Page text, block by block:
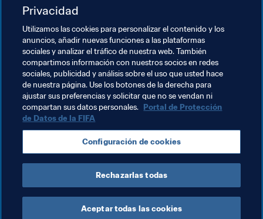
que íbamos a hacer. Esta vez parecía que simplemente
manera en que queríamos jugar, y eso fue un enorme
mérito de Jill y del cuerpo técnico.
Temas relacionados
USA
Privacidad
Utilizamos las cookies para personalizar el contenido y los
anuncios, añadir nuevas funciones a las plataformas
sociales y analizar el tráfico de nuestra web. También
compartimos información con nuestros socios en redes
sociales, publicidad y análisis sobre el uso que usted hace
de nuestra página. Use los botones de la derecha para
ajustar sus preferencias y solicitar que no se vendan ni
compartan sus datos personales. Portal de Protección
de Datos de la FIFA
Configuración de cookies
Rechazarlas todas
Aceptar todas las cookies